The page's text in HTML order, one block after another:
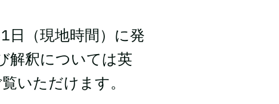
日（現地時間）に発
解釈については英
いただけます。